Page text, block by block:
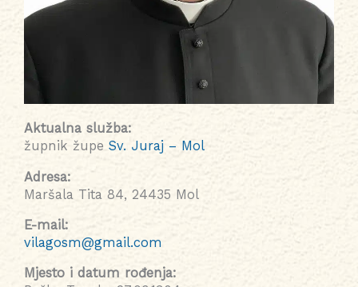
Aktualna služba:
župnik župe Sv. Juraj – Mol
Adresa:
Maršala Tita 84, 24435 Mol
E-mail:
vilagosm@gmail.com
Mjesto i datum rođenja: